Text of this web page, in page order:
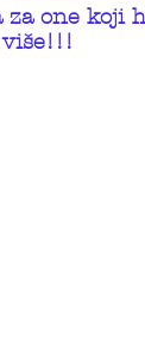
za one koji
više!!!